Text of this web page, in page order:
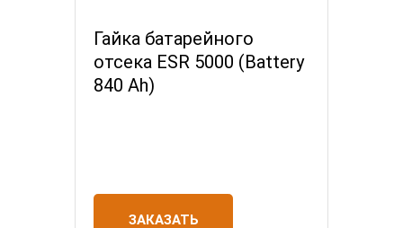
Гайка батарейного
отсека ESR 5000 (Battery
840 Ah)
ЗАКАЗАТЬ